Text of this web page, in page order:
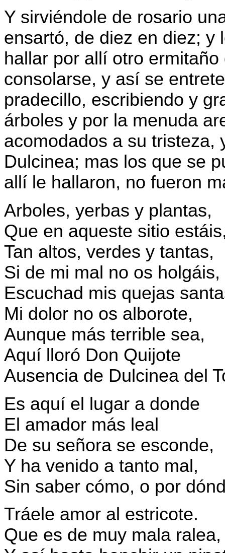
Y sirviéndole de rosario
ensartó, de diez en diez; y
hallar por allí otro
consolarse, y así se
pradecillo, escribiendo y
árboles y por la menuda
acomodados a su tristeza,
Dulcinea; mas los que se
allí le hallaron, no fueron
Arboles, yerbas y plantas,
Que en aqueste sitio
Tan altos, verdes y tantas,
Si de mi mal no os holgáis,
Escuchad mis quejas
Mi dolor no os alborote,
Aunque más terrible sea,
Aquí lloró Don Quijote
Ausencia de Dulcinea del
Es aquí el lugar a donde
El amador más leal
De su señora se esconde,
Y ha venido a tanto mal,
Sin saber cómo, o por
Tráele amor al estricote.
Que es de muy mala ralea,